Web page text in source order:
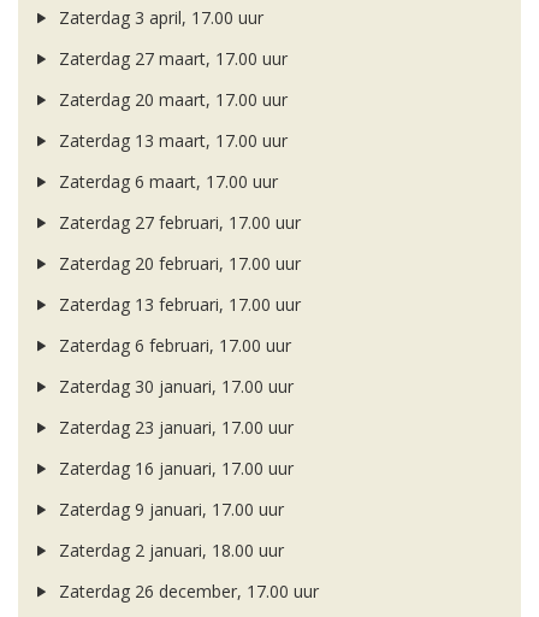
Zaterdag 3 april, 17.00 uur
Zaterdag 27 maart, 17.00 uur
Zaterdag 20 maart, 17.00 uur
Zaterdag 13 maart, 17.00 uur
Zaterdag 6 maart, 17.00 uur
Zaterdag 27 februari, 17.00 uur
Zaterdag 20 februari, 17.00 uur
Zaterdag 13 februari, 17.00 uur
Zaterdag 6 februari, 17.00 uur
Zaterdag 30 januari, 17.00 uur
Zaterdag 23 januari, 17.00 uur
Zaterdag 16 januari, 17.00 uur
Zaterdag 9 januari, 17.00 uur
Zaterdag 2 januari, 18.00 uur
Zaterdag 26 december, 17.00 uur